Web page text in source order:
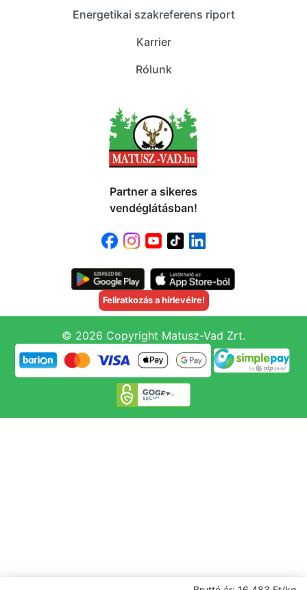
Energetikai szakreferens riport
Karrier
Rólunk
Partner a sikeres
vendéglátásban!
Feliratkozás a hírlevélre!
© 2026 Copyright Matusz-Vad Zrt.